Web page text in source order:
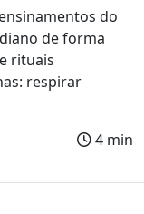
do
de forma
rituais
respirar
4 min